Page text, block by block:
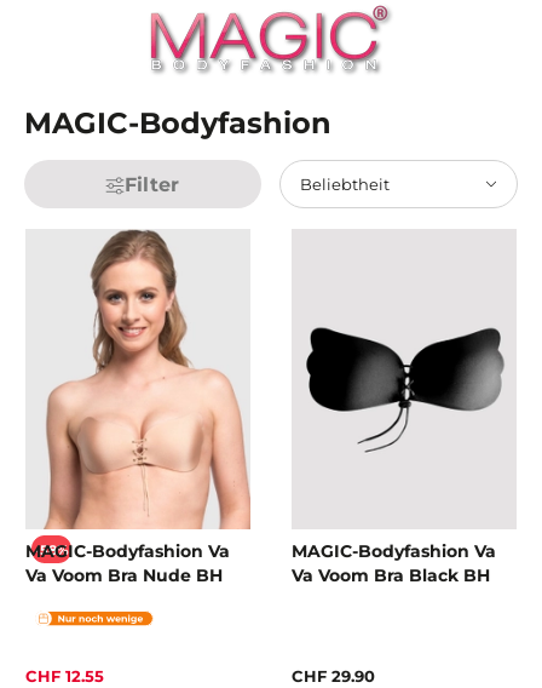
MAGIC-Bodyfashion
Filter Beliebtheit
-58%
MAGIC-Bodyfashion Va
Va Voom Bra Nude BH
CHF 12.55
MAGIC-Bodyfashion Va
Va Voom Bra Black BH
CHF 29.90